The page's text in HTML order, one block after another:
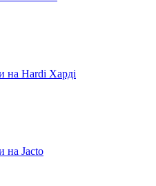
на Hardi Харді
на Jacto